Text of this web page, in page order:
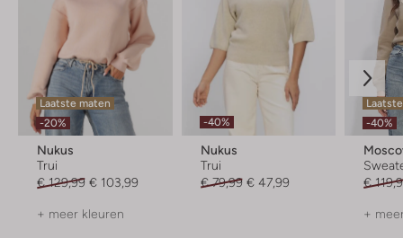
Laatste maten
-20%
Nukus
Trui
€ 129,99 € 103,99
+ meer kleuren
-40%
Nukus
Trui
€ 79,99 € 47,99
-40%
€
+